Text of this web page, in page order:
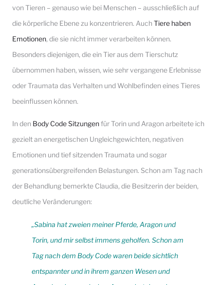
von Tieren – genauso wie bei Menschen – ausschließlich auf
die körperliche Ebene zu konzentrieren. Auch Tiere haben
Emotionen, die sie nicht immer verarbeiten können.
Besonders diejenigen, die ein Tier aus dem Tierschutz
übernommen haben, wissen, wie sehr vergangene Erlebnisse
oder Traumata das Verhalten und Wohlbefinden eines Tieres
beeinflussen können.
In den Body Code Sitzungenfür Torin und Aragon arbeitete ich
gezielt an energetischen Ungleichgewichten, negativen
Emotionen und tief sitzenden Traumata und sogar
generationsübergreifenden Belastungen. Schon am Tag nach
der Behandlung bemerkte Claudia, die Besitzerin der beiden,
deutliche Veränderungen:
„Sabina hat zweien meiner Pferde, Aragon und
Torin, und mir selbst immens geholfen. Schon am
Tag nach dem Body Code waren beide sichtlich
entspannter und in ihrem ganzen Wesen und